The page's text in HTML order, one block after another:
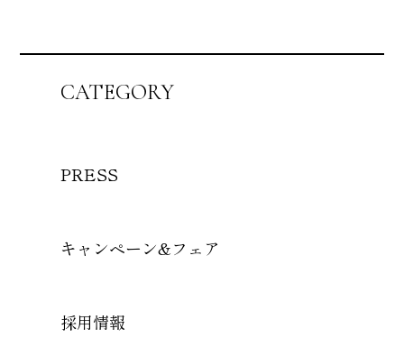
CATEGORY
PRESS
キャンペーン&フェア
採用情報